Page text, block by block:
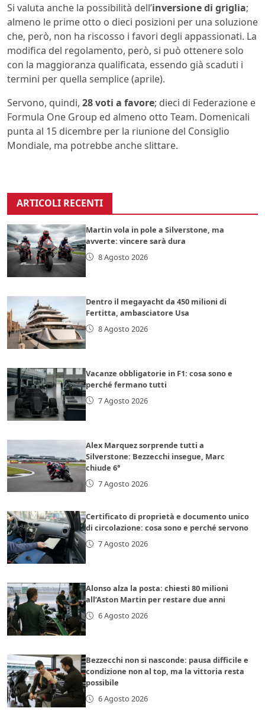
Si valuta anche la possibilità dell’inversione di griglia;
almeno le prime otto o dieci posizioni per una soluzione
che, però, non ha riscosso i favori degli appassionati. La
modifica del regolamento, però, si può ottenere solo
con la maggioranza qualificata, essendo già scaduti i
termini per quella semplice (aprile).
Servono, quindi, 28 voti a favore; dieci di Federazione e
Formula One Group ed almeno otto Team. Domenicali
punta al 15 dicembre per la riunione del Consiglio
Mondiale, ma potrebbe anche slittare.
ARTICOLI RECENTI
Martin vola in pole a Silverstone, ma
avverte: vincere sarà dura
8 Agosto 2026
Dentro il megayacht da 450 milioni di
Fertitta, ambasciatore Usa
8 Agosto 2026
Vacanze obbligatorie in F1: cosa sono e
perché fermano tutti
7 Agosto 2026
Alex Marquez sorprende tutti a
Silverstone: Bezzecchi insegue, Marc
chiude 6°
7 Agosto 2026
Certificato di proprietà e documento unico
di circolazione: cosa sono e perché servono
7 Agosto 2026
Alonso alza la posta: chiesti 80 milioni
all’Aston Martin per restare due anni
6 Agosto 2026
Bezzecchi non si nasconde: pausa difficile e
condizione non al top, ma la vittoria resta
possibile
6 Agosto 2026